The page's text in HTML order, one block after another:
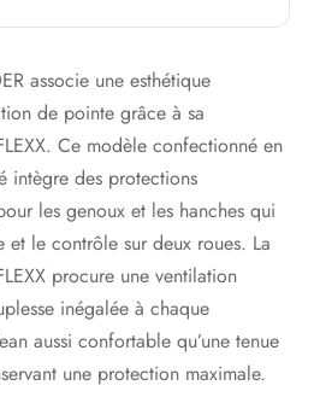
associe une esthétique
de pointe grâce à sa
Ce modèle confectionné en
intègre des protections
les genoux et les hanches qui
et le contrôle sur deux roues. La
procure une ventilation
inégalée à chaque
aussi confortable qu’une tenue
une protection maximale.